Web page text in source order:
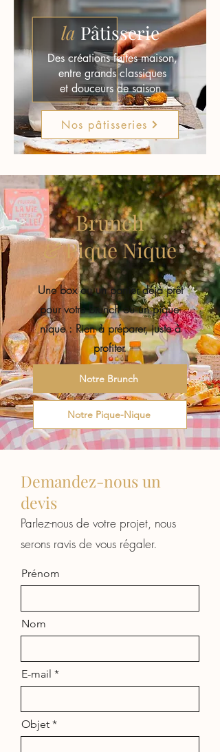
Nos pâtisseries
Des créations faites maison,
entre grands classiques
et douceurs de saison.
la Pâtisserie
Brunch
&Pique Nique
Une box ou un panier déjà prêt
pour votre brunch ou un pique-
nique : Rien à préparer, juste à
profiter.
Notre Brunch
Notre Pique-Nique
Demandez-nous un
devis
Parlez-nous de votre projet, nous
serons ravis de vous régaler.
Prénom
Nom
E-mail
Objet